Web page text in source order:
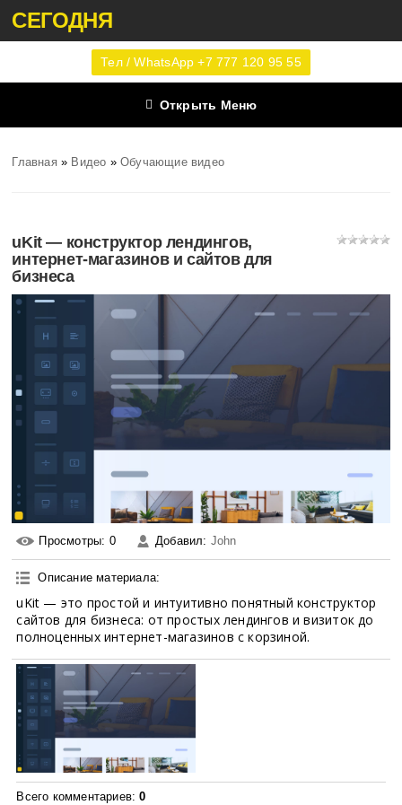
СЕГОДНЯ
Тел / WhatsApp +7 777 120 95 55
Открыть Меню
Главная » Видео » Обучающие видео
uKit — конструктор лендингов,
интернет-магазинов и сайтов для
бизнеса
Просмотры: 0 Добавил: John
Описание материала:
uKit — это простой и интуитивно понятный конструктор
сайтов для бизнеса: от простых лендингов и визиток до
полноценных интернет-магазинов с корзиной.
Всего комментариев:0